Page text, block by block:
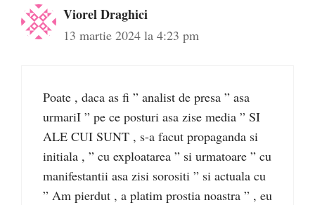
Viorel Draghici
13 martie 2024 la 4:23 pm
Poate , daca as fi ” analist de presa ” asa
urmariI ” pe ce posturi asa zise media ” SI
ALE CUI SUNT , s-a facut propaganda si
initiala , ” cu exploatarea ” si urmatoare ” cu
manifestantii asa zisi sorositi ” si actuala cu
” Am pierdut , a platim prostia noastra ” , eu